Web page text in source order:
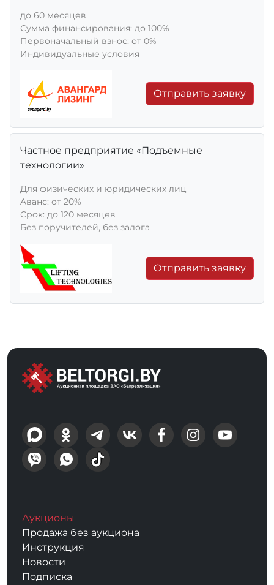
до 60 месяцев
Сумма финансирования: до 100%
Первоначальный взнос: от 0%
Индивидуальные условия
Отправить заявку
Частное предприятие «Подъемные
технологии»
Для физических и юридических лиц
Aванс: от 20%
Срок: до 120 месяцев
Без поручителей, без залога
Отправить заявку
Аукционы
Продажа без аукциона
Инструкция
Новости
Подписка